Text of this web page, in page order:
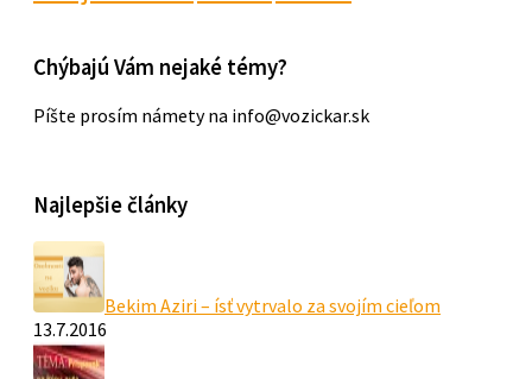
Chýbajú Vám nejaké témy?
Píšte prosím námety na info@vozickar.sk
Najlepšie články
Bekim Aziri – ísť vytrvalo za svojím cieľom
13.7.2016